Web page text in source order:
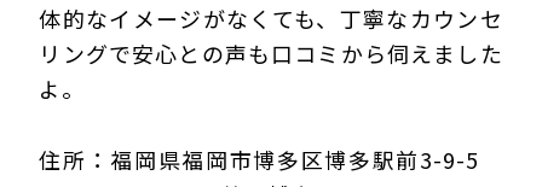
体的なイメージがなくても、丁寧なカウンセ
リングで安心との声も口コミから伺えました
よ。
住所：福岡県福岡市博多区博多駅前3-9-5